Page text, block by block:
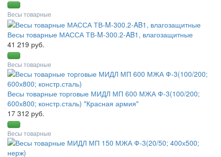
Весы товарные
Весы товарные МАССА ТВ-M-300.2-AB1, влагозащитные
41 219 руб.
Весы товарные
Весы товарные торговые МИДЛ МП 600 МЖА Ф-3(100/200;
600х800; констр.сталь) "Красная армия"
17 312 руб.
Весы товарные